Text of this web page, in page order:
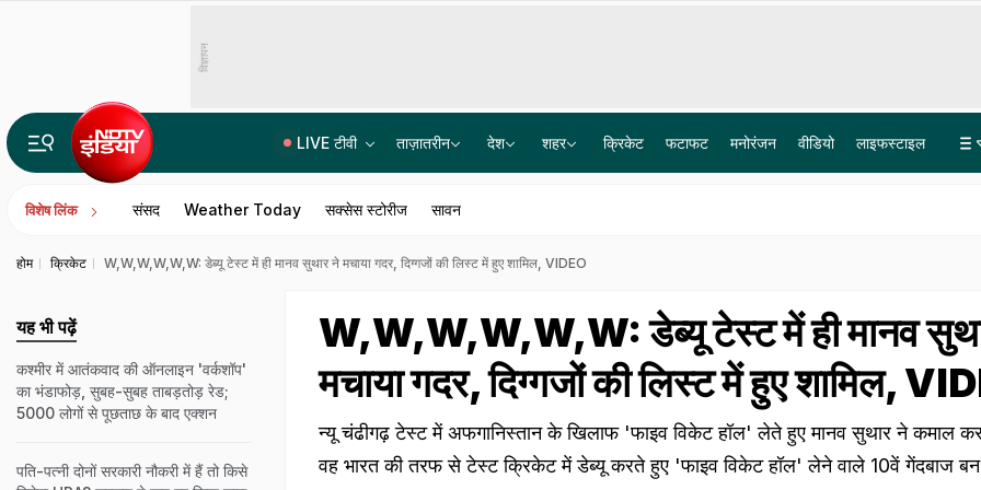
विज्ञापन
LIVE टीवी ताज़ातरीन देश शहर क्रिकेट फटाफट मनोरंजन वीडियो लाइफस्टाइल
विशेष लिंक संसद Weather Today सक्सेस स्टोरीज सावन
होम क्रिकेट W,W,W,W,W,W: डेब्यू टेस्ट में ही मानव सुथार ने मचाया गदर, दिग्गजों की लिस्ट में हुए शामिल, VIDEO
W,W,W,W,W,W: डेब्यू टेस्ट में ही मानव
मचाया गदर, दिग्गजों की लिस्ट में हुए शामिल,
न्यू चंढीगढ़ टेस्ट में अफगानिस्तान के खिलाफ 'फाइव विकेट हॉल' लेते हुए मानव सुथार ने कमाल कर
वह भारत की तरफ से टेस्ट क्रिकेट में डेब्यू करते हुए 'फाइव विकेट हॉल' लेने वाले 10वें गेंदबाज
यह भी पढ़ें
कश्मीर में आतंकवाद की ऑनलाइन 'वर्कशॉप'
का भंडाफोड़, सुबह-सुबह ताबड़तोड़ रेड;
5000 लोगों से पूछताछ के बाद एक्शन
पति-पत्नी दोनों सरकारी नौकरी में हैं तो किसे